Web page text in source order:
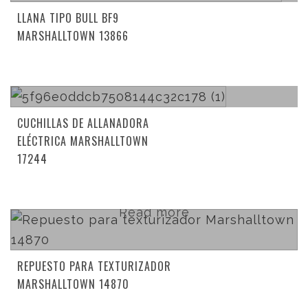
LLANA TIPO BULL BF9
MARSHALLTOWN 13866
CUCHILLAS DE ALLANADORA
ELÉCTRICA MARSHALLTOWN
17244
Read more
REPUESTO PARA TEXTURIZADOR
MARSHALLTOWN 14870